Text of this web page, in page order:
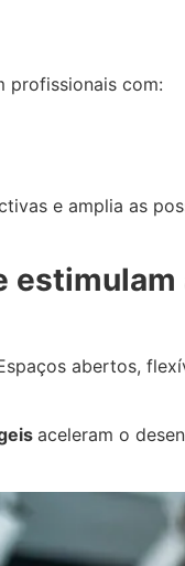
profissionais com:
e amplia as
estimulam
abertos,
aceleram o